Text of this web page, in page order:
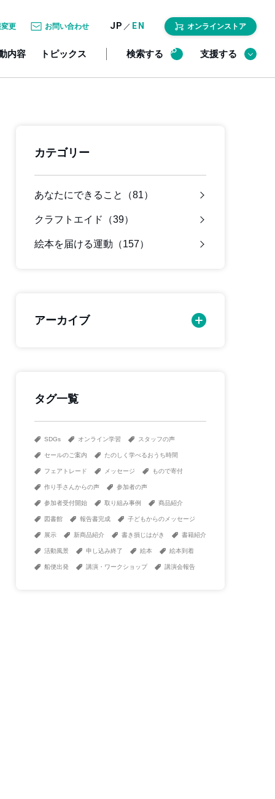
更 お問い合わせ JP ／ EN オンラインストア
内容 トピックス 検索する 支援する
カテゴリー
あなたにできること（81）
クラフトエイド（39）
絵本を届ける運動（157）
アーカイブ
タグ一覧
SDGs オンライン学習 スタッフの声
セールのご案内 たのしく学べるおうち時間
フェアトレード メッセージ もので寄付
作り手さんからの声 参加者の声
参加者受付開始 取り組み事例 商品紹介
図書館 報告書完成 子どもからのメッセージ
展示 新商品紹介 書き損じはがき 書籍紹介
活動風景 申し込み終了 絵本 絵本到着
船便出発 講演・ワークショップ 講演会報告